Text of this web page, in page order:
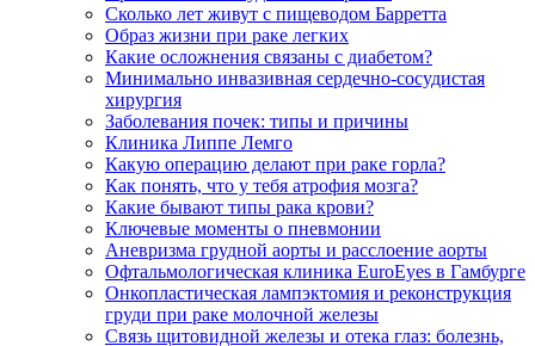
Сколько лет живут с пищеводом Барретта
Образ жизни при раке легких
Какие осложнения связаны с диабетом?
Минимально инвазивная сердечно-сосудистая
хирургия
Заболевания почек: типы и причины
Клиника Липпе Лемго
Какую операцию делают при раке горла?
Как понять, что у тебя атрофия мозга?
Какие бывают типы рака крови?
Ключевые моменты о пневмонии
Аневризма грудной аорты и расслоение аорты
​​Офтальмологическая клиника EuroEyes в Гамбурге
Онкопластическая лампэктомия и реконструкция
груди при раке молочной железы
Связь щитовидной железы и отека глаз: болезнь,